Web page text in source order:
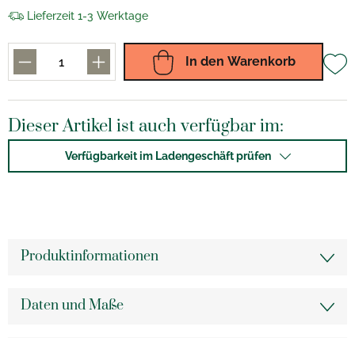
Lieferzeit 1-3 Werktage
In den Warenkorb
Dieser Artikel ist auch verfügbar im:
Verfügbarkeit im Ladengeschäft prüfen
Produktinformationen
Daten und Maße